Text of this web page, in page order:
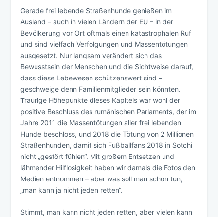
Gerade frei lebende Straßenhunde genießen im
Ausland – auch in vielen Ländern der EU – in der
Bevölkerung vor Ort oftmals einen katastrophalen Ruf
und sind vielfach Verfolgungen und Massentötungen
ausgesetzt. Nur langsam verändert sich das
Bewusstsein der Menschen und die Sichtweise darauf,
dass diese Lebewesen schützenswert sind –
geschweige denn Familienmitglieder sein könnten.
Traurige Höhepunkte dieses Kapitels war wohl der
positive Beschluss des rumänischen Parlaments, der im
Jahre 2011 die Massentötungen aller frei lebenden
Hunde beschloss, und 2018 die Tötung von 2 Millionen
Straßenhunden, damit sich Fußballfans 2018 in Sotchi
nicht „gestört fühlen“. Mit großem Entsetzen und
lähmender Hilflosigkeit haben wir damals die Fotos den
Medien entnommen – aber was soll man schon tun,
„man kann ja nicht jeden retten“.
Stimmt, man kann nicht jeden retten, aber vielen kann